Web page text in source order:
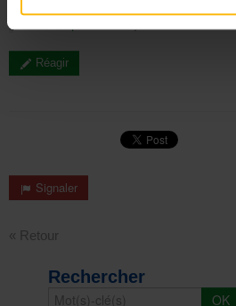
Réagir
Signaler
« Retour
Rechercher